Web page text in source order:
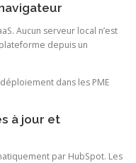
Aucun serveur local n’est
depuis un
dans les PME
à jour et
par HubSpot. Les